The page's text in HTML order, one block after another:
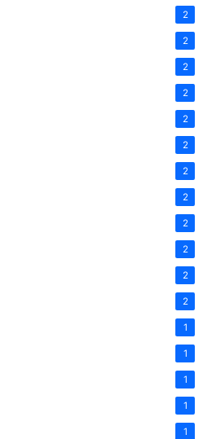
2
2
2
2
2
2
2
2
2
2
2
2
1
1
1
1
1